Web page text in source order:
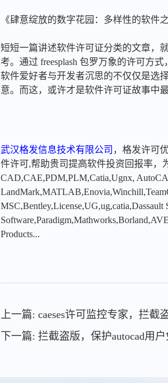
《肆意绽放的数字花园：多样性的软件之
短短一篇讲述软件许可证分类的文章，
考。通过 freesplash 包罗万象的许可方
软件爱好者与开发者沉思的不仅仅是选
意。而这，或许才是软件许可证故事中
武汉格发信息技术有限公司 ，格发许可
件许可,帮助贵司提高软件投资回报率，
CAD,CAE,PDM,PLM,Catia,Ugnx,
Products...
上一篇: caeses许可监控专家，拦截
下一篇: 拦截盗版，保护autocad用户